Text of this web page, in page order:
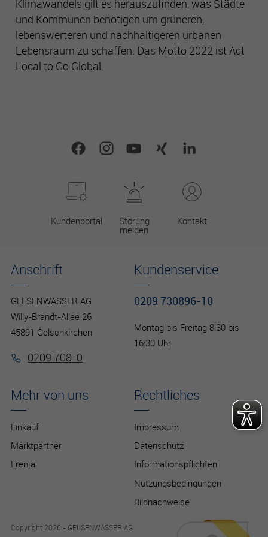
Klimawandels gilt es herauszufinden, was Städte
und Kommunen benötigen um grüneren,
lebenswerteren und nachhaltigeren urbanen
Lebensraum zu schaffen. Das Motto 2022 ist Act
Local to Go Global.
Kundenportal Störung
melden
Kontakt
Mehr von uns
Einkauf
Marktpartner
Erenja
Rechtliches
Impressum
Datenschutz
Informationspflichten
Nutzungsbedingungen
Bildnachweise
Kundenservice
0209 730896-10
Montag bis Freitag 8:30 bis
16:30 Uhr
Anschrift
GELSENWASSER AG
Willy-Brandt-Allee 26
45891 Gelsenkirchen
0209 708-0
Copyright 2026 - GELSENWASSER AG
Es besteht insbesondere das Risiko, dass Ihre Daten durch
US-Behörden zu Kontroll- und Überwachungszwecken
verarbeitet werden können.